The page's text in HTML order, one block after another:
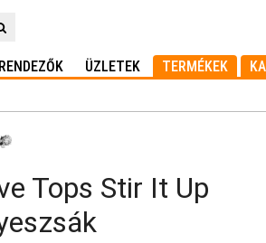
ÜZLETEK TERMÉKEK
Tops Stir It Up